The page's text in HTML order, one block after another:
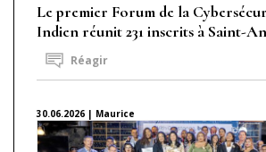
Le premier Forum de la
Indien réunit 231 inscrits à Saint-
Réagir
30.06.2026 | Maurice